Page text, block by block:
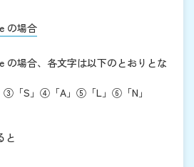
の場合
の場合、各文字は以下のとおりとな
「S」④「A」⑤「L」⑥「N」
と